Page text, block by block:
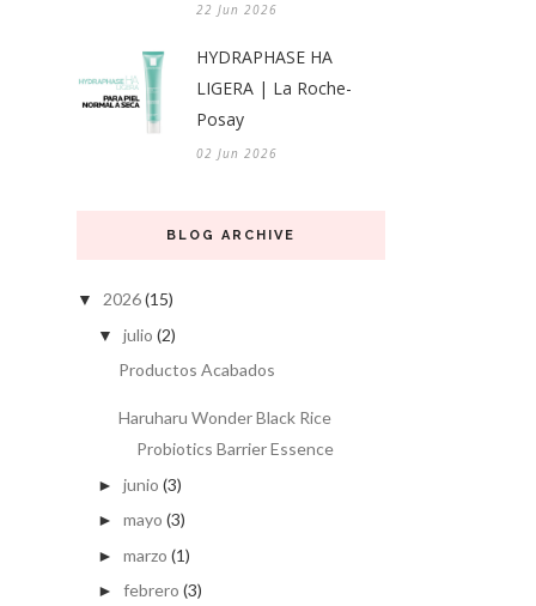
22 Jun 2026
HYDRAPHASE HA
LIGERA | La Roche-
Posay
02 Jun 2026
BLOG ARCHIVE
▼ 2026(15)
▼ julio (2)
Productos Acabados
Haruharu Wonder Black Rice
Probiotics Barrier Essence
► junio (3)
► mayo (3)
► marzo (1)
► febrero (3)